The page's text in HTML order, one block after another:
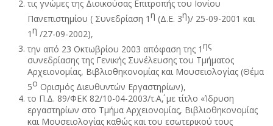
τις γνώμες της Διοικούσας Επιτροπής του Ιονίου
Πανεπιστημίου ( Συνεδρίαση 1η (Δ.Ε. 3η)/ 25-09-2001 και
1η /27-09-2002),
την από 23 Οκτωβρίου 2003 απόφαση της 1ης
συνεδρίασης της Γενικής Συνέλευσης του Τμήματος
Αρχειονομίας, Βιβλιοθηκονομίας και Μουσειολογίας (Θέμα
5ο Ορισμός Διευθυντών Εργαστηρίων),
το Π.Δ. 89/ΦΕΚ 82/10-04-2003/τ.Α΄, με τίτλο «Ίδρυση
εργαστηρίων στο Τμήμα Αρχειονομίας, Βιβλιοθηκονομίας
και Μουσειολογίας καθώς και του εσωτερικού τους